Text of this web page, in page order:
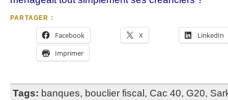
PARTAGER :
Facebook X
LinkedIn
Imprimer
Tags: banques, bouclier fiscal , Cac 40, G20,